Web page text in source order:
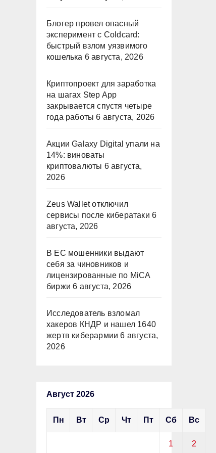
Блогер провел опасный
эксперимент с Coldcard:
быстрый взлом уязвимого
кошелька 6 августа, 2026
Криптопроект для заработка
на шагах Step App
закрывается спустя четыре
года работы 6 августа, 2026
Акции Galaxy Digital упали на
14%: виноваты
криптовалюты 6 августа,
2026
Zeus Wallet отключил
сервисы после кибератаки 6
августа, 2026
В ЕС мошенники выдают
себя за чиновников и
лицензированные по MiCA
биржи 6 августа, 2026
Исследователь взломал
хакеров КНДР и нашел 1640
жертв киберармии 6 августа,
2026
Август 2026
Пн Вт Ср Чт Пт Сб Вс
1 2